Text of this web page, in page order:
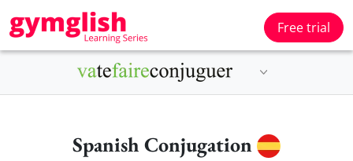
Free trial
Spanish Conjugation